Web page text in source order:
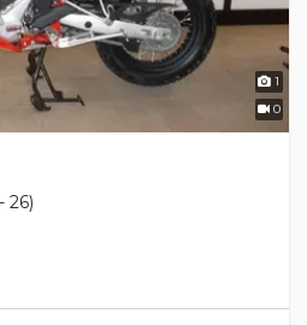
1
0
26)